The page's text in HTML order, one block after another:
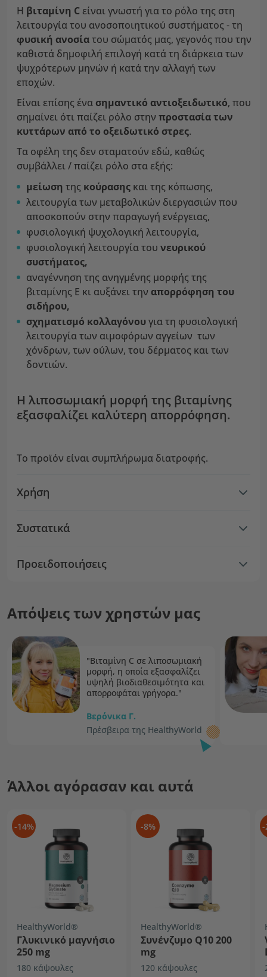
Η βιταμίνη C είναι γνωστή για το ρόλο της στη
λειτουργία του ανοσοποιητικού συστήματος - τη
φυσική ανοσίατου σώματός μας, γεγονός που την
καθιστά δημοφιλή επιλογή κατά τη διάρκεια των
ψυχρότερων μηνών ή κατά την αλλαγή των
εποχών.
Είναι επίσης ένα σημαντικό αντιοξειδωτικό, που
σημαίνει ότι παίζει ρόλο στην προστασία των
κυττάρων από το οξειδωτικό στρες.
Τα οφέλη της δεν σταματούν εδώ, καθώς
συμβάλλει / παίζει ρόλο στα εξής:
μείωση της κούρασης και της κόπωσης,
λειτουργία των μεταβολικών διεργασιών που
αποσκοπούν στην παραγωγή ενέργειας,
φυσιολογική ψυχολογική λειτουργία,
φυσιολογική λειτουργία του νευρικού
συστήματος,
αναγέννηση της ανηγμένης μορφής της
βιταμίνης Ε κι αυξάνει την απορρόφηση του
σιδήρου,
σχηματισμό κολλαγόνουγια τη φυσιολογική
λειτουργία των αιμοφόρων αγγείων των
χόνδρων, των ούλων, του δέρματος και των
δοντιών.
Η λιποσωμιακή μορφή της βιταμίνης
εξασφαλίζει καλύτερη απορρόφηση.
Το προϊόν είναι συμπλήρωμα διατροφής.
Χρήση
Συστατικά
Προειδοποιήσεις
Απόψεις των χρηστών μας
"Βιταμίνη C σε λιποσωμιακή
μορφή, η οποία εξασφαλίζει
υψηλή βιοδιαθεσιμότητα και
απορροφάται γρήγορα."
Βερόνικα Γ.
Πρέσβειρα της HealthyWorld
Άλλοι αγόρασαν και αυτά
-14%
HealthyWorld®
Γλυκινικό μαγνήσιο
250 mg
180 κάψουλες
-8%
HealthyWorld®
Συνένζυμο Q10 200
mg
120 κάψουλες
-